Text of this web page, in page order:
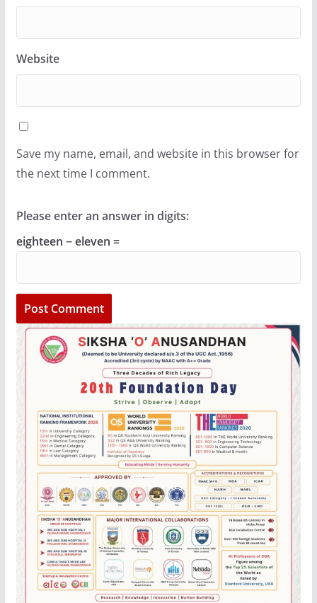
Website
Save my name, email, and website in this browser for
the next time I comment.
Please enter an answer in digits:
eighteen − eleven =